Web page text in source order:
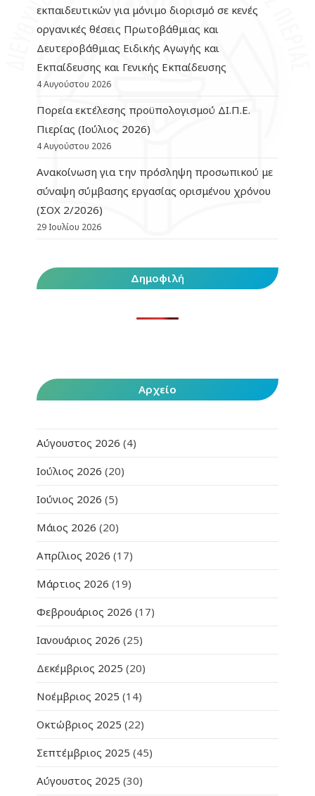
εκπαιδευτικών για μόνιμο διορισμό σε κενές
οργανικές θέσεις Πρωτοβάθμιας και
Δευτεροβάθμιας Ειδικής Αγωγής και
Εκπαίδευσης και Γενικής Εκπαίδευσης
4 Αυγούστου 2026
Πορεία εκτέλεσης προϋπολογισμού ΔΙ.Π.Ε.
Πιερίας (Ιούλιος 2026)
4 Αυγούστου 2026
Ανακοίνωση για την πρόσληψη προσωπικού με
σύναψη σύμβασης εργασίας ορισμένου χρόνου
(ΣΟΧ 2/2026)
29 Ιουλίου 2026
Δημοφιλή
Αρχείο
Αύγουστος 2026 (4)
Ιούλιος 2026 (20)
Ιούνιος 2026 (5)
Μάιος 2026 (20)
Απρίλιος 2026 (17)
Μάρτιος 2026 (19)
Φεβρουάριος 2026 (17)
Ιανουάριος 2026 (25)
Δεκέμβριος 2025 (20)
Νοέμβριος 2025 (14)
Οκτώβριος 2025 (22)
Σεπτέμβριος 2025 (45)
Αύγουστος 2025 (30)